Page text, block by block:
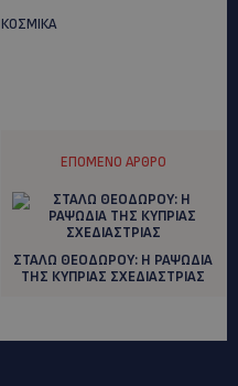
ΚΟΣΜΙΚΑ
ΕΠΌΜΕΝΟ ΆΡΘΡΟ
ΣΤΑΛΩ ΘΕΟΔΩΡΟΥ: Η ΡΑΨΩΔΙΑ
ΤΗΣ ΚΥΠΡΙΑΣ ΣΧΕΔΙΑΣΤΡΙΑΣ